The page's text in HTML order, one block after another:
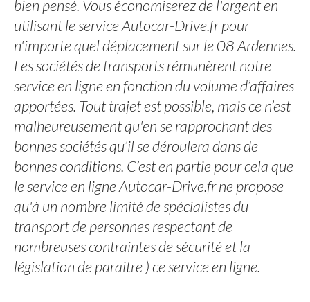
bien pensé. Vous économiserez de l'argent en
utilisant le service Autocar-Drive.fr pour
n'importe quel déplacement sur le 08 Ardennes.
Les sociétés de transports rémunèrent notre
service en ligne en fonction du volume d’affaires
apportées. Tout trajet est possible, mais ce n’est
malheureusement qu'en se rapprochant des
bonnes sociétés qu’il se déroulera dans de
bonnes conditions. C’est en partie pour cela que
le service en ligne Autocar-Drive.fr ne propose
qu'à un nombre limité de spécialistes du
transport de personnes respectant de
nombreuses contraintes de sécurité et la
législation de paraitre ) ce service en ligne.